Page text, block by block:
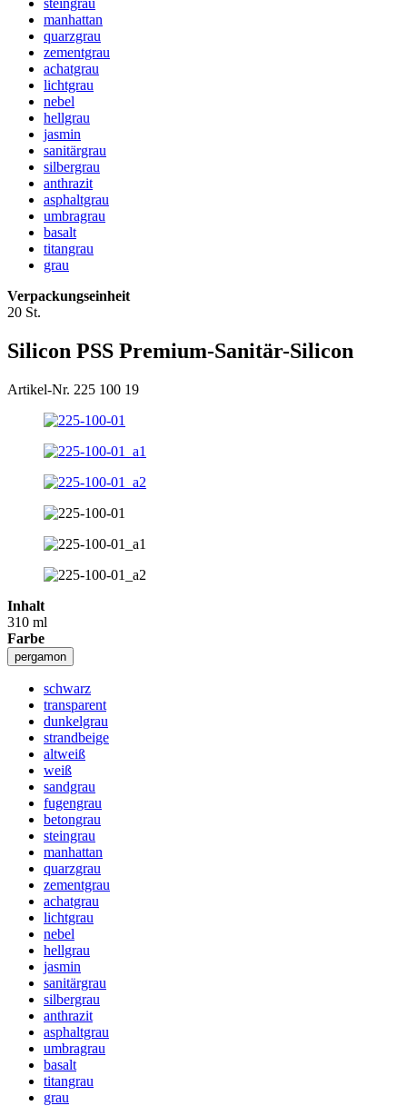
steingrau
manhattan
quarzgrau
zementgrau
achatgrau
lichtgrau
nebel
hellgrau
jasmin
sanitärgrau
silbergrau
anthrazit
asphaltgrau
umbragrau
basalt
titangrau
grau
Verpackungseinheit
20 St.
Silicon PSS Premium-Sanitär-Silicon
Artikel-Nr. 225 100 19
Inhalt
310 ml
Farbe
pergamon
schwarz
transparent
dunkelgrau
strandbeige
altweiß
weiß
sandgrau
fugengrau
betongrau
steingrau
manhattan
quarzgrau
zementgrau
achatgrau
lichtgrau
nebel
hellgrau
jasmin
sanitärgrau
silbergrau
anthrazit
asphaltgrau
umbragrau
basalt
titangrau
grau